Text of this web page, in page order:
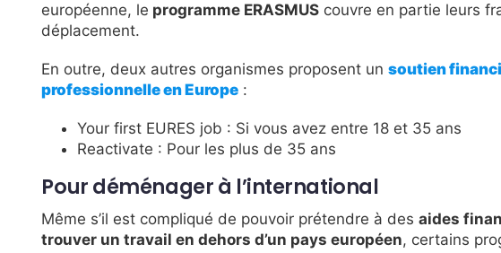
européenne, le programme ERASMUS couvre en partie leurs
déplacement.
En outre, deux autres organismes proposent unsoutien
professionnelle en Europe :
Your first EURES job : Si vous avez entre 18 et 35 ans
Reactivate : Pour les plus de 35 ans
Pour déménager à l’international
Même s’il est compliqué de pouvoir prétendre à desaides
trouver un travail en dehors d’un pays européen, certains